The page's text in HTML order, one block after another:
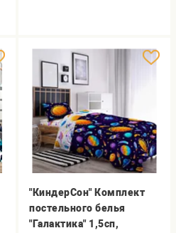
"КиндерСон" Комплект
постельного белья
"Галактика" 1,5сп,